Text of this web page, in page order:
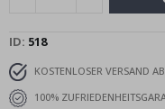
ID 518
KOSTENLOSER VERSAND
100%